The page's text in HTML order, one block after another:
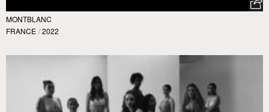
MONTBLANC
FRANCE / 2022